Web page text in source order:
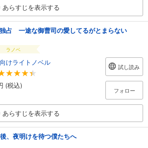
あらすじを表示する
占 一途な御曹司の愛してるがとまらない
ラノベ
けライトノベル
(税込)
試し読み
フォロー
あらすじを表示する
、夜明けを待つ僕たちへ